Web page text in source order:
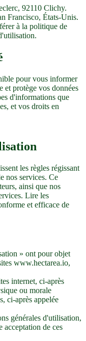
92110 Clichy.
Francisco, États-Unis.
à la politique de
pour vous informer
et protège vos données
d'informations que
et vos droits en
les règles régissant
nos services. Ce
ainsi que nos
Lire les
et efficace de
» ont pour objet
www.hectarea.io,
internet, ci-après
ou morale
ci-après appelée
générales d'utilisation,
acceptation de ces